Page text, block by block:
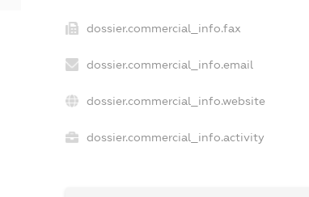
dossier.commercial_info.fax
dossier.commercial_info.email
dossier.commercial_info.website
dossier.commercial_info.activity